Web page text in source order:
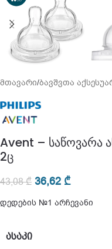
მთავარი/ბავშვთა
Avent – საწოვარა
2ც
43,08₾ 36,62 ₾
დედების №1 არჩევანი
ᲐᲡᲐᲙᲘ